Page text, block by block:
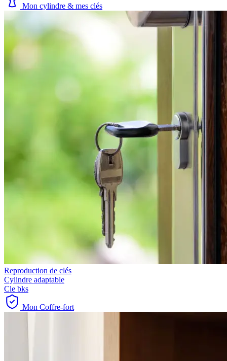
Mon cylindre & mes clés
Reproduction de clés
Cylindre adaptable
Cle bks
Mon Coffre-fort